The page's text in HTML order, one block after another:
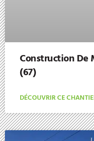
Construction De
(67)
DÉCOUVRIR CE